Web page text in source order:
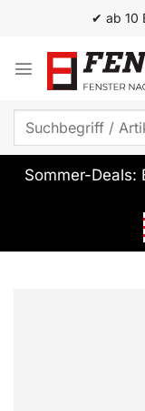
springen
✔ ab 10
Suchen
Sommer-Deals: